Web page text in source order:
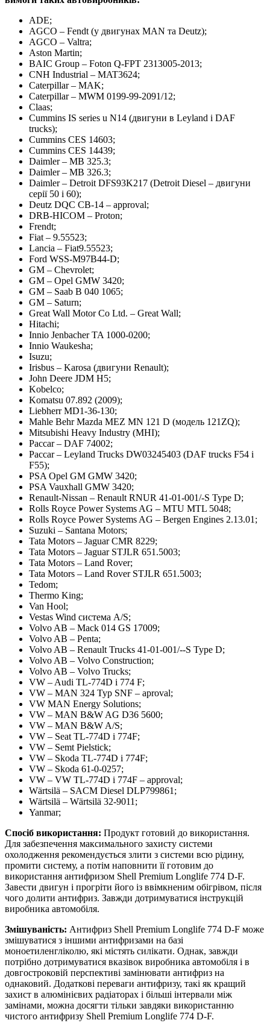
ADE;
AGCO – Fendt (у двигунах MAN та Deutz);
AGCO – Valtra;
Aston Martin;
BAIC Group – Foton Q-FPT 2313005-2013;
CNH Industrial – MAT3624;
Caterpillar – MAK;
Caterpillar – MWM 0199-99-2091/12;
Claas;
Cummins IS series u N14 (двигуни в Leyland і DAF
trucks);
Cummins CES 14603;
Cummins CES 14439;
Daimler – MB 325.3;
Daimler – MB 326.3;
Daimler – Detroit DFS93K217 (Detroit Diesel – двигуни
серії 50 i 60);
Deutz DQC CB-14 – approval;
DRB-HICOM – Proton;
Frendt;
Fiat – 9.55523;
Lancia – Fiat9.55523;
Ford WSS-M97B44-D;
GM – Chevrolet;
GM – Opel GMW 3420;
GM – Saab B 040 1065;
GM – Saturn;
Great Wall Motor Co Ltd. – Great Wall;
Hitachi;
Innio Jenbacher TA 1000-0200;
Innio Waukesha;
Isuzu;
Irisbus – Karosa (двигуни Renault);
John Deere JDM H5;
Kobelco;
Komatsu 07.892 (2009);
Liebherr MD1-36-130;
Mahle Behr Mazda MEZ MN 121 D (модель 121ZQ);
Mitsubishi Heavy Industry (MHI);
Paccar – DAF 74002;
Paccar – Leyland Trucks DW03245403 (DAF trucks F54 i
F55);
PSA Opel GM GMW 3420;
PSA Vauxhall GMW 3420;
Renault-Nissan – Renault RNUR 41-01-001/-S Type D;
Rolls Royce Power Systems AG – MTU MTL 5048;
Rolls Royce Power Systems AG – Bergen Engines 2.13.01;
Suzuki – Santana Motors;
Tata Motors – Jaguar CMR 8229;
Tata Motors – Jaguar STJLR 651.5003;
Tata Motors – Land Rover;
Tata Motors – Land Rover STJLR 651.5003;
Tedom;
Thermo King;
Van Hool;
Vestas Wind система A/S;
Volvo AB – Mack 014 GS 17009;
Volvo AB – Penta;
Volvo AB – Renault Trucks 41-01-001/--S Type D;
Volvo AB – Volvo Construction;
Volvo AB – Volvo Trucks;
VW – Audi TL-774D i 774 F;
VW – MAN 324 Typ SNF – aproval;
VW MAN Energy Solutions;
VW – MAN B&W AG D36 5600;
VW – MAN B&W A/S;
VW – Seat TL-774D i 774F;
VW – Semt Pielstick;
VW – Skoda TL-774D i 774F;
VW – Skoda 61-0-0257;
VW – VW TL-774D i 774F – approval;
Wärtsilä – SACM Diesel DLP799861;
Wärtsilä – Wärtsilä 32-9011;
Yanmar;
Спосіб використання: Продукт готовий до використання.
Для забезпечення максимального захисту системи
охолодження рекомендується злити з системи всю рідину,
промити систему, а потім наповнити її готовим до
використання антифризом Shell Premium Longlife 774 D-F.
Завести двигун і прогріти його із ввімкненим обігрівом, після
чого долити антифриз. Завжди дотримуватися інструкцій
виробника автомобіля.
Змішуваність: Антифриз Shell Premium Longlife 774 D-F може
змішуватися з іншими антифризами на базі
моноетиленгліколю, які містять силікати. Однак, завжди
потрібно дотримуватися вказівок виробника автомобіля і в
довгостроковій перспективі замінювати антифриз на
однаковий. Додаткові переваги антифризу, такі як кращий
захист в алюмінієвих радіаторах і більші інтервали між
замінами, можна досягти тільки завдяки використанню
чистого антифризу Shell Premium Longlife 774 D-F.